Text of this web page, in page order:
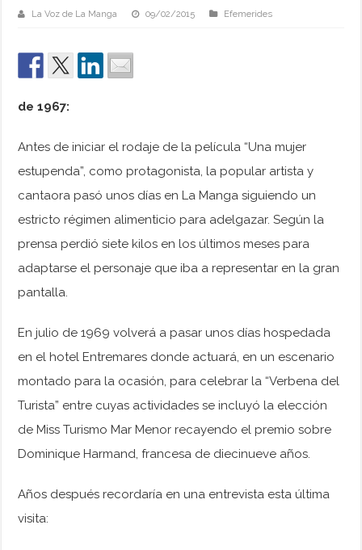
La Voz de La Manga 09/02/2015 Efemerides
de 1967:
Antes de iniciar el rodaje de la película “Una mujer
estupenda”, como protagonista, la popular artista y
cantaora pasó unos días en La Manga siguiendo un
estricto régimen alimenticio para adelgazar. Según la
prensa perdió siete kilos en los últimos meses para
adaptarse el personaje que iba a representar en la gran
pantalla.
En julio de 1969 volverá a pasar unos días hospedada
en el hotel Entremares donde actuará, en un escenario
montado para la ocasión, para celebrar la “Verbena del
Turista” entre cuyas actividades se incluyó la elección
de Miss Turismo Mar Menor recayendo el premio sobre
Dominique Harmand, francesa de diecinueve años.
Años después recordaría en una entrevista esta última
visita: